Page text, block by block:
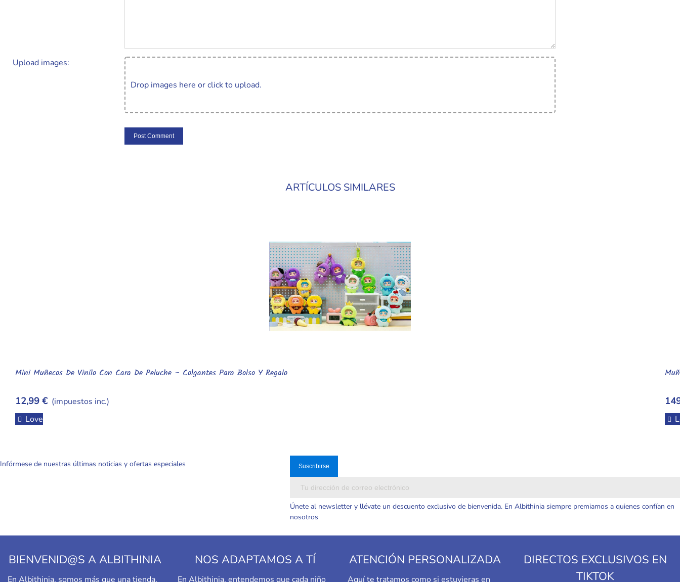
Upload images:
Drop images here or click to upload.
ARTÍCULOS SIMILARES
Añadir Al Carrito
Mini Muñecos De Vinilo Con Cara De Peluche – Colgantes Para Bolso Y Regalo
12,99 € (impuestos inc.)
Love
Infórmese de nuestras últimas noticias y ofertas especiales
Únete al newsletter y llévate un descuento exclusivo de bienvenida. En Albithinia siempre premiamos a quienes confían en
nosotros
BIENVENID@S A ALBITHINIA
En Albithinia, somos más que una tienda,
NOS ADAPTAMOS A TÍ
En Albithinia, entendemos que cada niño
ATENCIÓN PERSONALIZADA
Aquí te tratamos como si estuvieras en
DIRECTOS EXCLUSIVOS EN
TIKTOK